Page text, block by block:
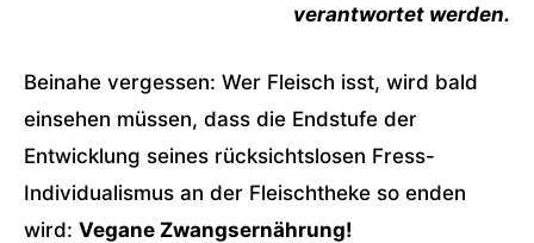
verantwortet werden.
Beinahe vergessen: Wer Fleisch isst, wird bald
einsehen müssen, dass die Endstufe der
Entwicklung seines rücksichtslosen Fress-
Individualismus an der Fleischtheke so enden
wird: Vegane Zwangsernährung!